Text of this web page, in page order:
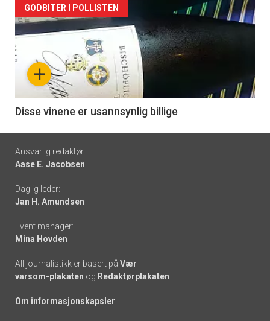
Forsiden
akkurat
nå
6
+
GODBITER I POLLISTEN
Disse vinene er usannsynlig billige
Footer
-
links
Ansvarlig redaktør:
Aase E. Jacobsen
Daglig leder:
Jan H. Amundsen
Event manager:
Mina Hovden
All journalistikk er basert på Vær
varsom-plakaten og Redaktørplakaten
Om informasjonskapsler